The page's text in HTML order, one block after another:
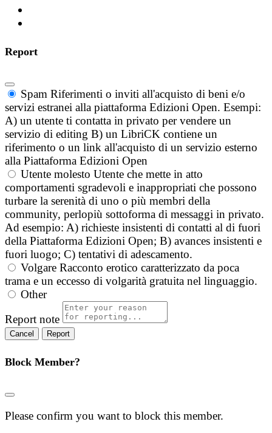
Report
Spam Riferimenti o inviti all'acquisto di beni e/o
servizi estranei alla piattaforma Edizioni Open. Esempi:
A) un utente ti contatta in privato per vendere un
servizio di editing B) un LibriCK contiene un
riferimento o un link all'acquisto di un servizio esterno
alla Piattaforma Edizioni Open
Utente molesto Utente che mette in atto
comportamenti sgradevoli e inappropriati che possono
turbare la serenità di uno o più membri della
community, perlopiù sottoforma di messaggi in privato.
Ad esempio: A) richieste insistenti di contatti al di fuori
della Piattaforma Edizioni Open; B) avances insistenti e
fuori luogo; C) tentativi di adescamento.
Volgare Racconto erotico caratterizzato da poca
trama e un eccesso di volgarità gratuita nel linguaggio.
Other
Report note
Report
Block Member?
Please confirm you want to block this member.